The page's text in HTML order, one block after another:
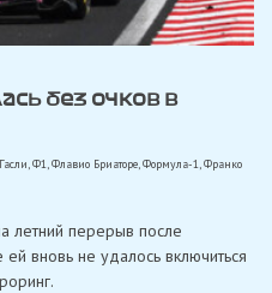
без очков в
,Ф1,Флавио Бриаторе,Формула-1,Франко
летний перерыв после
вновь не удалось включиться